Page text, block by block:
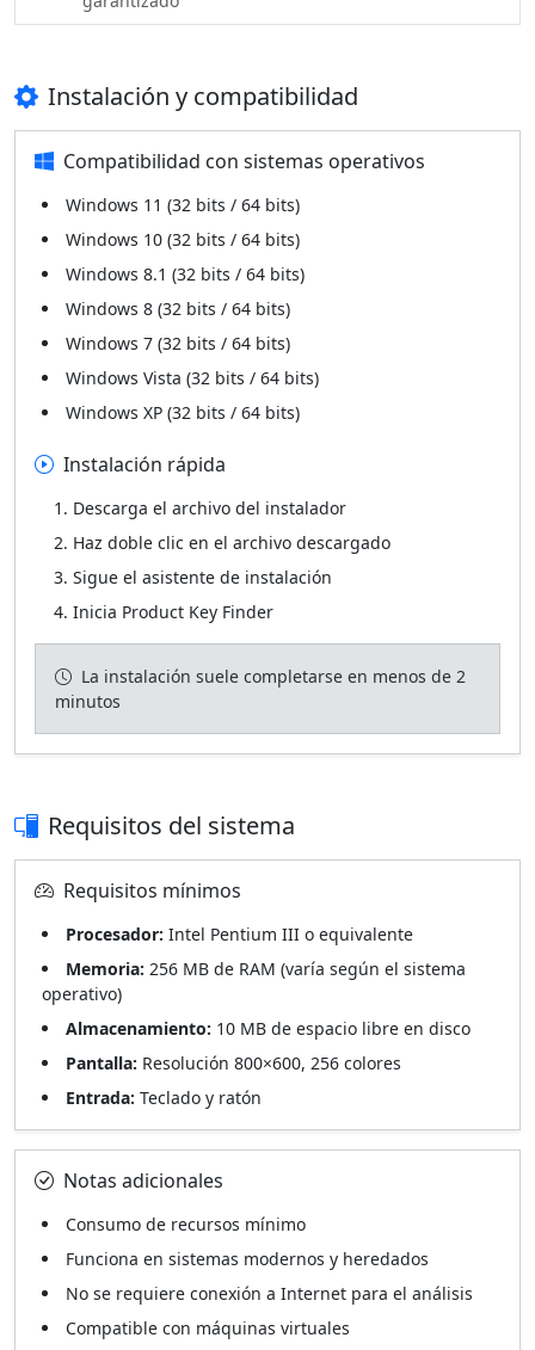
Instalación y compatibilidad
Compatibilidad con sistemas operativos
Windows 11 (32 bits / 64 bits)
Windows 10 (32 bits / 64 bits)
Windows 8.1 (32 bits / 64 bits)
Windows 8 (32 bits / 64 bits)
Windows 7 (32 bits / 64 bits)
Windows Vista (32 bits / 64 bits)
Windows XP (32 bits / 64 bits)
Instalación rápida
Descarga el archivo del instalador
Haz doble clic en el archivo descargado
Sigue el asistente de instalación
Inicia Product Key Finder
La instalación suele completarse en menos de 2
minutos
Requisitos del sistema
Requisitos mínimos
Procesador: Intel Pentium III o equivalente
Memoria: 256 MB de RAM (varía según el sistema
operativo)
Almacenamiento: 10 MB de espacio libre en disco
Pantalla: Resolución 800×600, 256 colores
Entrada: Teclado y ratón
Notas adicionales
Consumo de recursos mínimo
Funciona en sistemas modernos y heredados
No se requiere conexión a Internet para el análisis
Compatible con máquinas virtuales